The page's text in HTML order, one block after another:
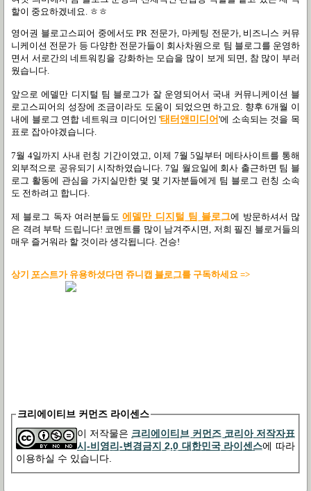
할이 중요하겠네요. ㅎㅎ
영어권 블로고스피어 중에서도 PR 전문가, 마케팅 전문가, 비즈니스 커뮤
니케이션 전문가 등 다양한 전문가들이 회사차원으로 팀 블로그를 운영하
면서 서로간의 네트워킹을 강화하는 모습을 많이 보게 되면, 참 많이 부러
웠습니다.
앞으로 에델만 디지털 팀 블로그가 잘 운영되어서 국내 커뮤니케이션 블
로고스피어의 성장에 조금이라도 도움이 되었으면 하고요. 향후 6개월 이
내에 블로그 연합 네트워크 미디어인 '태터앤미디어'에 소속되는 것을 목
표로 잡아야겠습니다.
7월 4일까지 사내 런칭 기간이였고, 이제 7월 5일부터 메타사이트를 통해
외부적으로 공유되기 시작하였습니다. 7일 월요일에 회사 출근하면 팀 블
로그 활동에 관심을 가지실만한 몇 몇 기자분들에게 팀 블로그 런칭 소속
도 전하려고 합니다.
제 블로그 독자 여러분들도에델만 디지털 팀 블로그에 방문하셔서 많
은 격려 부탁 드립니다! 코멘트를 많이 남겨주시면, 저희 필진 블로거들의
매우 즐거워라 할 것이라 생각됩니다. 건승!
상기 포스트가 유용하셨다면 쥬니캡 블로그를 구독하세요 =>
크리에이티브 커먼즈 라이센스
이 저작물은 크리에이티브 커먼즈 코리아 저작자표
시-비영리-변경금지 2.0 대한민국 라이센스에 따라
이용하실 수 있습니다.